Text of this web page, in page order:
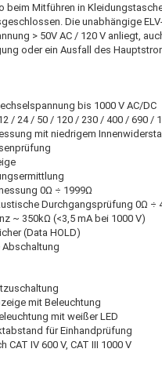
beim Mitführen in
Die unabhängige
> 50V AC / 120 V anliegt,
oder ein Ausfall des
bis 1000 V AC/DC
/ 24 / 50 / 120 / 230 / 400 / 690 /
mit niedrigem
0Ω ÷ 1999Ω
Durchgangsprüfung 0Ω ÷
~ 350kΩ (<3,5 mA bei 1000 V)
(Data HOLD)
mit Beleuchtung
mit weißer LED
für Einhandprüfung
CAT IV 600 V, CAT III 1000 V